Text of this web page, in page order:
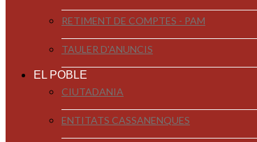
RETIMENT DE COMPTES - PAM
TAULER D'ANUNCIS
EL POBLE
CIUTADANIA
ENTITATS CASSANENQUES